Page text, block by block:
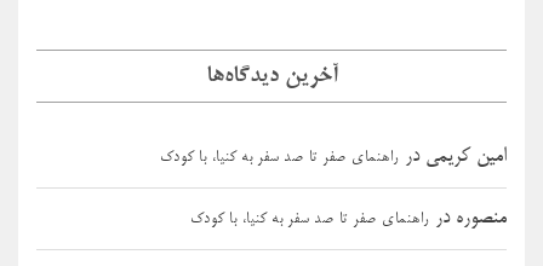
آخرین دیدگاه‌ها
امین کریمی در راهنمای صفر تا صد سفر به کنیا، با کودک
منصوره در راهنمای صفر تا صد سفر به کنیا، با کودک